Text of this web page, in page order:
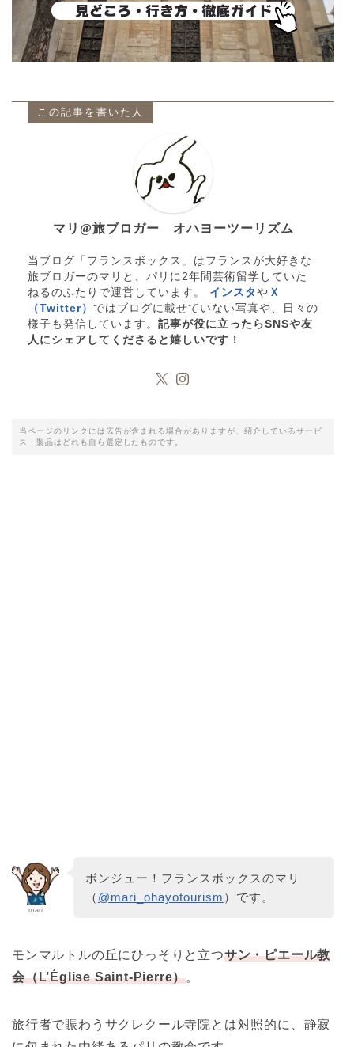
この記事を書いた人
マリ@旅ブロガー オハヨーツーリズム
当ブログ「フランスボックス」はフランスが大好きな
旅ブロガーのマリと、パリに2年間芸術留学していた
ねるのふたりで運営しています。 インスタ や Ｘ
（Twitter） ではブログに載せていない写真や、日々の
様子も発信しています。 記事が役に立ったらSNSや友
人にシェアしてくださると嬉しいです！
当ページのリンクには広告が含まれる場合がありますが、紹介しているサービ
ス・製品はどれも自ら選定したものです。
mari
ボンジュー！フランスボックスのマリ
（ @mari_ohayotourism ）です。
モンマルトルの丘にひっそりと立つサン・ピエール教
会（L’Église Saint-Pierre）。
旅行者で賑わうサクレクール寺院とは対照的に、静寂